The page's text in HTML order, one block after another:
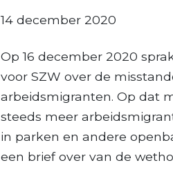
14 december 2020
Op 16 december 2020
voor SZW over de
arbeidsmigranten. Op dat
steeds meer
in parken en andere
een brief over van de